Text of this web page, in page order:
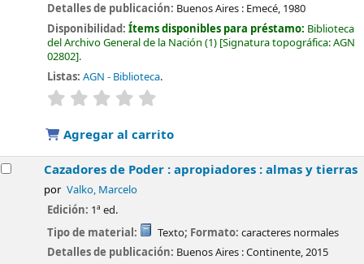
Detalles de publicación: Buenos Aires : Emecé, 1980
Disponibilidad:Ítems disponibles para préstamo: Biblioteca
del Archivo General de la Nación (1) Signatura topográfica:AGN
02802 .
Listas: AGN - Biblioteca.
valoración
Agregar al carrito
Cazadores de Poder : apropiadores : almas y tierras
por Valko, Marcelo
Edición: 1ª ed.
Tipo de material:
Texto; Formato: caracteres normales
Detalles de publicación: Buenos Aires :Continente,2015